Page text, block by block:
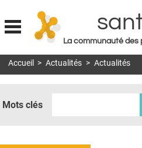
Jump to
La communauté des
MON COMPTE
Accueil > Actualités > Actualités
Mots clés